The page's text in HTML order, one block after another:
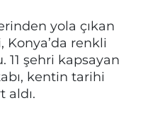
yola çıkan
Konya’da renkli
şehri kapsayan
kentin tarihi
aldı.